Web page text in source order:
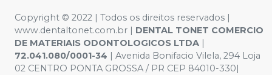
Copyright © 2022 | Todos os direitos reservados |
www.dentaltonet.com.br | DENTAL TONET COMERCIO
DE MATERIAIS ODONTOLOGICOS LTDA |
72.041.080/0001-34 | Avenida Bonifacio Vilela, 294 Loja
02 CENTRO PONTA GROSSA / PR CEP 84010-330|